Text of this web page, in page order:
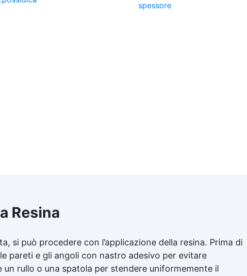
Resina
si può procedere con l’applicazione della resina. Prima di
pareti e gli angoli con nastro adesivo per evitare
un rullo o una spatola per stendere uniformemente il